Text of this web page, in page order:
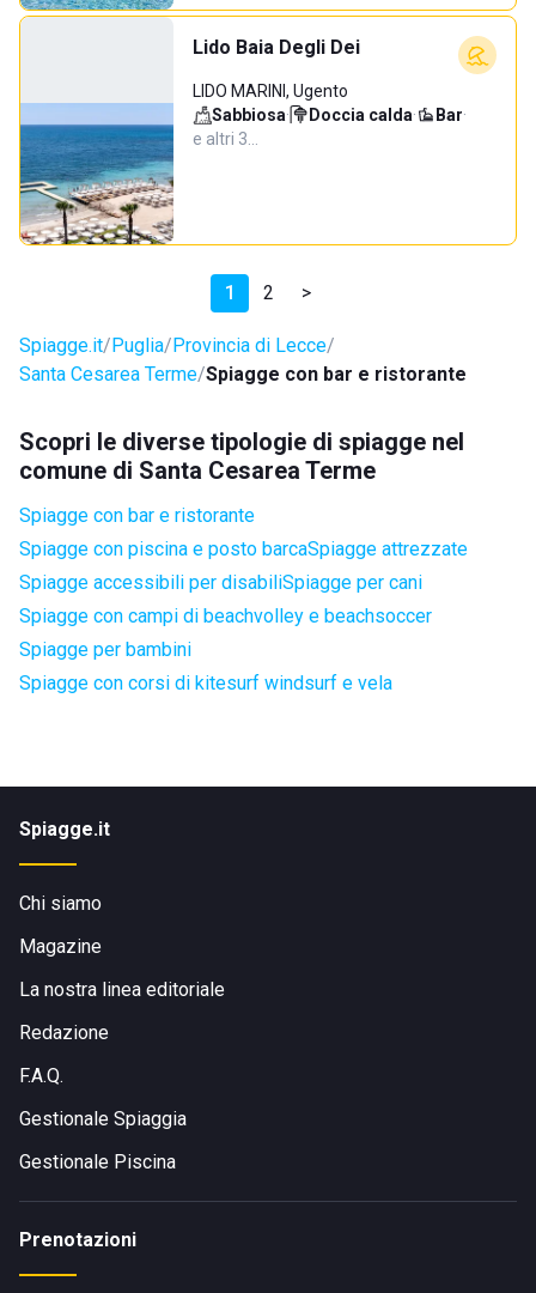
Lido Baia Degli Dei
LIDO MARINI, Ugento
Sabbiosa· Doccia calda· Bar·
e altri 3…
1 2 >
Spiagge.it Puglia Provincia di Lecce
Santa Cesarea Terme Spiagge con bar e ristorante
Scopri le diverse tipologie di spiagge nel
comune di Santa Cesarea Terme
Spiagge con bar e ristorante
Spiagge con piscina e posto barcaSpiagge attrezzate
Spiagge accessibili per disabiliSpiagge per cani
Spiagge con campi di beachvolley e beachsoccer
Spiagge per bambini
Spiagge con corsi di kitesurf windsurf e vela
Spiagge.it
Chi siamo
Magazine
La nostra linea editoriale
Redazione
F.A.Q.
Gestionale Spiaggia
Gestionale Piscina
Prenotazioni